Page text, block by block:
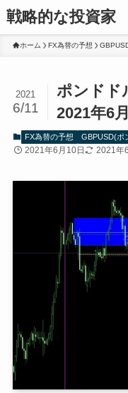
戦略的な投資家
ホーム FX為替の予想
ポンドド
2021年6
2021
6/11
FX為替の予想 GBPUSD(ポ
2021年6月10日 2021年